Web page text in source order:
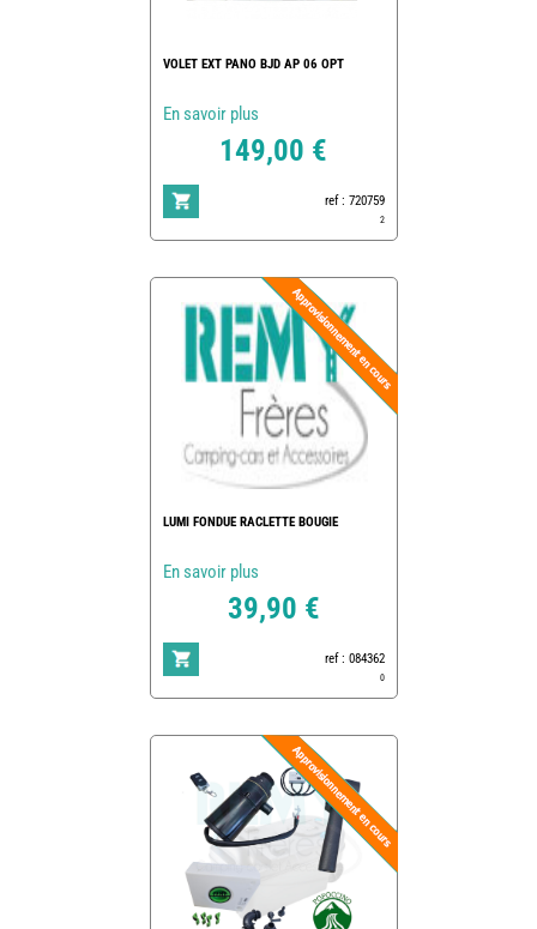
VOLET EXT PANO BJD AP 06 OPT
En savoir plus
149,00 €
ref : 720759
2
LUMI FONDUE RACLETTE BOUGIE
En savoir plus
39,90 €
ref : 084362
0